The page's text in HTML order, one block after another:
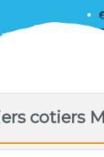
cotiers